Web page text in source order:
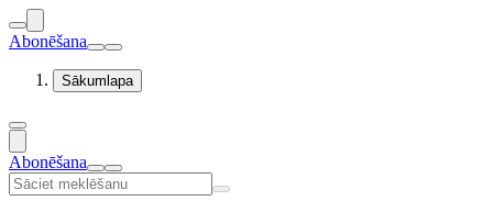
Abonēšana
Sākumlapa
Abonēšana